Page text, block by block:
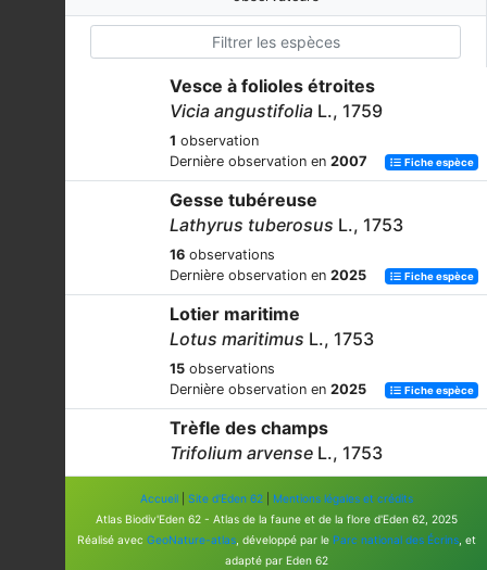
Vesce à folioles étroites
Vicia angustifolia L., 1759
1 observation
Dernière observation en 2007 Fiche espèce
Gesse tubéreuse
Lathyrus tuberosus L., 1753
16 observations
Dernière observation en 2025 Fiche espèce
Lotier maritime
Lotus maritimus L., 1753
15 observations
Dernière observation en 2025 Fiche espèce
Trèfle des champs
Trifolium arvense L., 1753
Dernière observation en2024 Fiche espèce
Vesce jaune
Accueil| Site d'Eden 62|
Mentions légales et crédits
Atlas Biodiv'Eden 62 - Atlas de la faune et de la flore d'Eden 62, 2025
Réalisé avec GeoNature-atlas, développé par le Parc national des Écrins, et
adapté par Eden 62